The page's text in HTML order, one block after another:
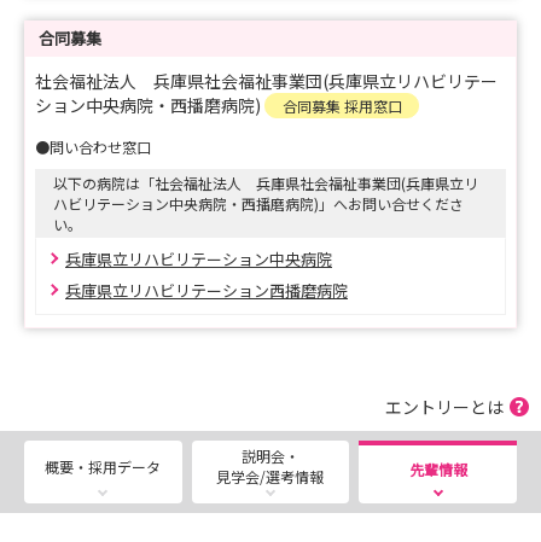
■令和8年8月26日（水） 応募期限：令和8年8月14日
兵庫県立西播磨総合リハビリテーションセンター
（たつの市新宮町光都1-7-1）
【詳細】
下記のURLから採用試験案内をご覧ください。
合同募集
社会福祉法人 兵庫県社会福祉事業団(兵庫県立リハビリテー
ション中央病院・西播磨病院)
合同募集 採用窓口
●問い合わせ窓口
以下の病院は「社会福祉法人 兵庫県社会福祉事業団(兵庫県立リ
ハビリテーション中央病院・西播磨病院)」へお問い合せくださ
い。
兵庫県立リハビリテーション中央病院
兵庫県立リハビリテーション西播磨病院
エントリーとは
概要・採用データ
説明会・
見学会/選考情報
先輩情報